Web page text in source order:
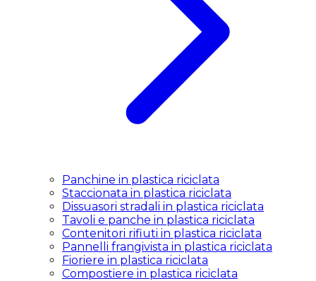
Panchine in plastica riciclata
Staccionata in plastica riciclata
Dissuasori stradali in plastica riciclata
Tavoli e panche in plastica riciclata
Contenitori rifiuti in plastica riciclata
Pannelli frangivista in plastica riciclata
Fioriere in plastica riciclata
Compostiere in plastica riciclata